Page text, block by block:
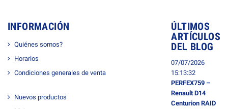
INFORMACIÓN
Quiénes somos?
Horarios
Condiciones generales de venta
Nuevos productos
ÚLTIMOS
ARTÍCULOS
DEL BLOG
07/07/2026
15:13:32
PERFEX759 –
Renault D14
Centurion RAID